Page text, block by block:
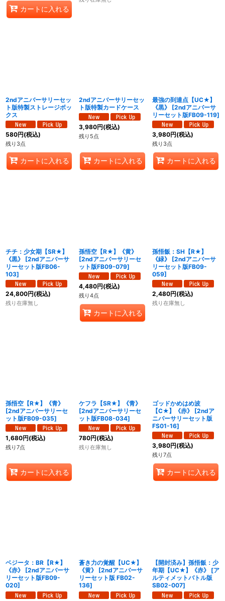
カートに入れる
2ndアニバーサリーセッ
ト版特製ストレージボッ
クス
580円(税込)
残り3点
カートに入れる
2ndアニバーサリーセッ
ト版特製カードケース
3,980円(税込)
残り5点
カートに入れる
最強の到達点【UC★】
《黒》
[2ndアニバーサ
リーセット版FB09-119]
3,980円(税込)
残り3点
カートに入れる
チチ：少女期【SR★】
《黒》
[2ndアニバーサ
リーセット版FB06-
103]
24,800円(税込)
残り在庫無し
孫悟空【R★】《黄》
[2ndアニバーサリーセ
ット版FB09-079]
4,480円(税込)
残り4点
カートに入れる
孫悟飯：SH【R★】
《緑》
[2ndアニバーサ
リーセット版FB09-
059]
2,480円(税込)
残り在庫無し
孫悟空【R★】《青》
[2ndアニバーサリーセ
ット版FB09-035]
1,680円(税込)
残り7点
カートに入れる
ケフラ【SR★】《青》
[2ndアニバーサリーセ
ット版FB08-034]
780円(税込)
残り在庫無し
ゴッドかめはめ波
【C★】《赤》
[2ndア
ニバーサリーセット版
FS01-16]
3,980円(税込)
残り7点
カートに入れる
ベジータ：BR【R★】
《赤》
[2ndアニバーサ
リーセット版FB09-
020]
蒼き力の覚醒【UC★】
《黄》
[2ndアニバーサ
リーセット版 FB02-
136]
【開封済み】孫悟飯：少
年期【UC★】《赤》
[ア
ルティメットバトル版
SB02-007]